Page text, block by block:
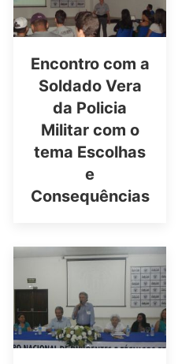
Encontro com a
Soldado Vera
da Policia
Militar com o
tema Escolhas
e
Consequências